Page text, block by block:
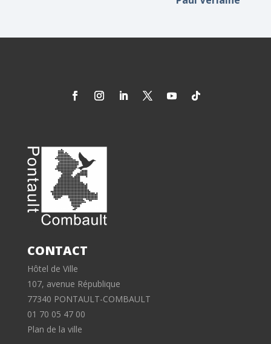
CONTACT
Hôtel de Ville
107, avenue République
77340 PONTAULT-COMBAULT
01 70 05 47 00
Plan de la ville